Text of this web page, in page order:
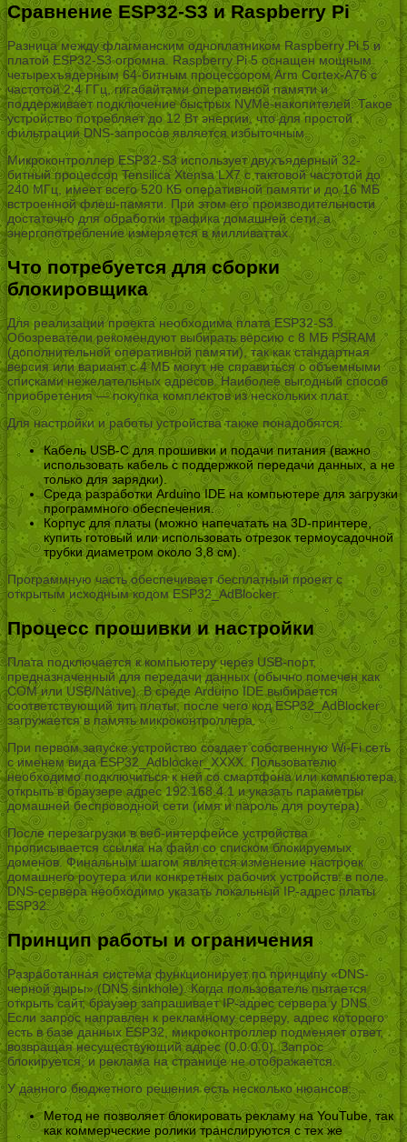
Сравнение ESP32-S3 и Raspberry Pi
Разница между флагманским одноплатником Raspberry Pi 5 и
платой ESP32-S3 огромна. Raspberry Pi 5 оснащен мощным
четырехъядерным 64-битным процессором Arm Cortex-A76 с
частотой 2,4 ГГц, гигабайтами оперативной памяти и
поддерживает подключение быстрых NVMe-накопителей. Такое
устройство потребляет до 12 Вт энергии, что для простой
фильтрации DNS-запросов является избыточным.
Микроконтроллер ESP32-S3 использует двухъядерный 32-
битный процессор Tensilica Xtensa LX7 с тактовой частотой до
240 МГц, имеет всего 520 КБ оперативной памяти и до 16 МБ
встроенной флеш-памяти. При этом его производительности
достаточно для обработки трафика домашней сети, а
энергопотребление измеряется в милливаттах.
Что потребуется для сборки
блокировщика
Для реализации проекта необходима плата ESP32-S3.
Обозреватели рекомендуют выбирать версию с 8 МБ PSRAM
(дополнительной оперативной памяти), так как стандартная
версия или вариант с 4 МБ могут не справиться с объемными
списками нежелательных адресов. Наиболее выгодный способ
приобретения — покупка комплектов из нескольких плат.
Для настройки и работы устройства также понадобятся:
Кабель USB-C для прошивки и подачи питания (важно
использовать кабель с поддержкой передачи данных, а не
только для зарядки).
Среда разработки Arduino IDE на компьютере для загрузки
программного обеспечения.
Корпус для платы (можно напечатать на 3D-принтере,
купить готовый или использовать отрезок термоусадочной
трубки диаметром около 3,8 см).
Программную часть обеспечивает бесплатный проект с
открытым исходным кодом ESP32_AdBlocker.
Процесс прошивки и настройки
Плата подключается к компьютеру через USB-порт,
предназначенный для передачи данных (обычно помечен как
COM или USB/Native). В среде Arduino IDE выбирается
соответствующий тип платы, после чего код ESP32_AdBlocker
загружается в память микроконтроллера.
При первом запуске устройство создает собственную Wi-Fi сеть
с именем вида ESP32_Adblocker_ХХХХ. Пользователю
необходимо подключиться к ней со смартфона или компьютера,
открыть в браузере адрес 192.168.4.1 и указать параметры
домашней беспроводной сети (имя и пароль для роутера).
После перезагрузки в веб-интерфейсе устройства
прописывается ссылка на файл со списком блокируемых
доменов. Финальным шагом является изменение настроек
домашнего роутера или конкретных рабочих устройств: в поле
DNS-сервера необходимо указать локальный IP-адрес платы
ESP32.
Принцип работы и ограничения
Разработанная система функционирует по принципу «DNS-
черной дыры» (DNS sinkhole). Когда пользователь пытается
открыть сайт, браузер запрашивает IP-адрес сервера у DNS.
Если запрос направлен к рекламному серверу, адрес которого
есть в базе данных ESP32, микроконтроллер подменяет ответ,
возвращая несуществующий адрес (0.0.0.0). Запрос
блокируется, и реклама на странице не отображается.
У данного бюджетного решения есть несколько нюансов:
Метод не позволяет блокировать рекламу на YouTube, так
как коммерческие ролики транслируются с тех же